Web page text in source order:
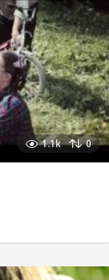
1.1k 0